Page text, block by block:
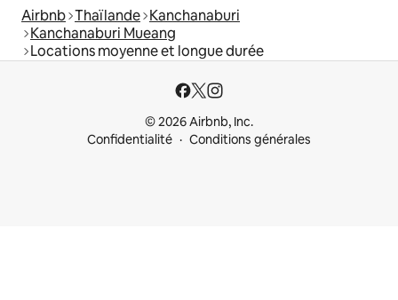
Airbnb Thaïlande Kanchanaburi
Kanchanaburi Mueang
Locations moyenne et longue durée
© 2026 Airbnb, Inc.
Confidentialité
Conditions générales